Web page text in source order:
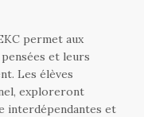
permet aux
et leurs
Les élèves
exploreront
interdépendantes et